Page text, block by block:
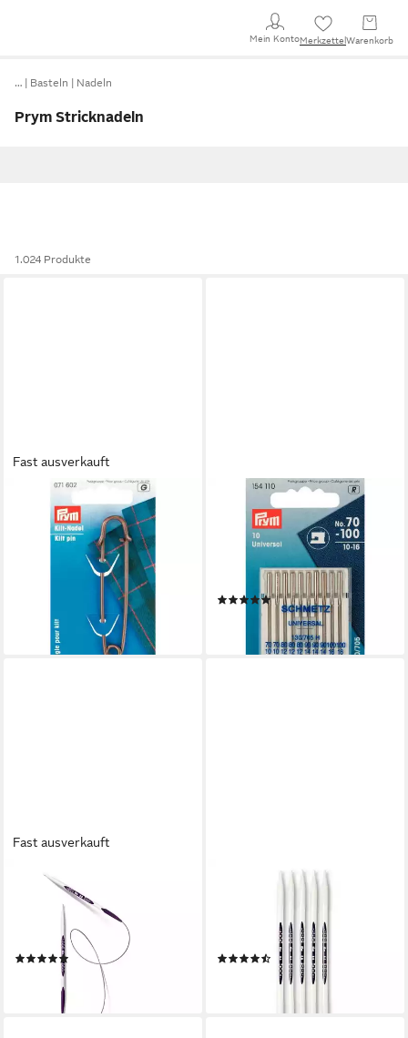
Mein KontoMerkzettel Warenkorb
… Basteln Nadeln
Prym Stricknadeln
1.024 Produkte
Fast ausverkauft
Stricknadeln Kiltnadel 76 mm
bronze 1 St
lieferbar in 2 Wochen
Stricknadeln
Nähmaschinennadeln
130/705 Standard 70-100 10
(1)
lieferbar in 2 Wochen
Fast ausverkauft
PRYM
Stricknadeln Rundstricknadel
Ergonomics, ergonomischer
(9)
ab 9,30 €
lieferbar - in 2-3 Werktagen bei dir
Strumpfstricknadel
Ergonomics
(7)